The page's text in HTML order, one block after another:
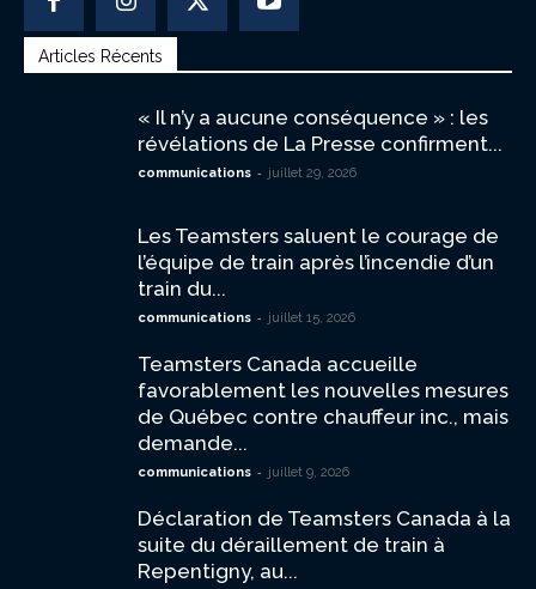
Articles Récents
« Il n’y a aucune conséquence » : les
révélations de La Presse confirment...
communications - juillet 29, 2026
Les Teamsters saluent le courage de
l’équipe de train après l’incendie d’un
train du...
communications - juillet 15, 2026
Teamsters Canada accueille
favorablement les nouvelles mesures
de Québec contre chauffeur inc., mais
demande...
communications - juillet 9, 2026
Déclaration de Teamsters Canada à la
suite du déraillement de train à
Repentigny, au...